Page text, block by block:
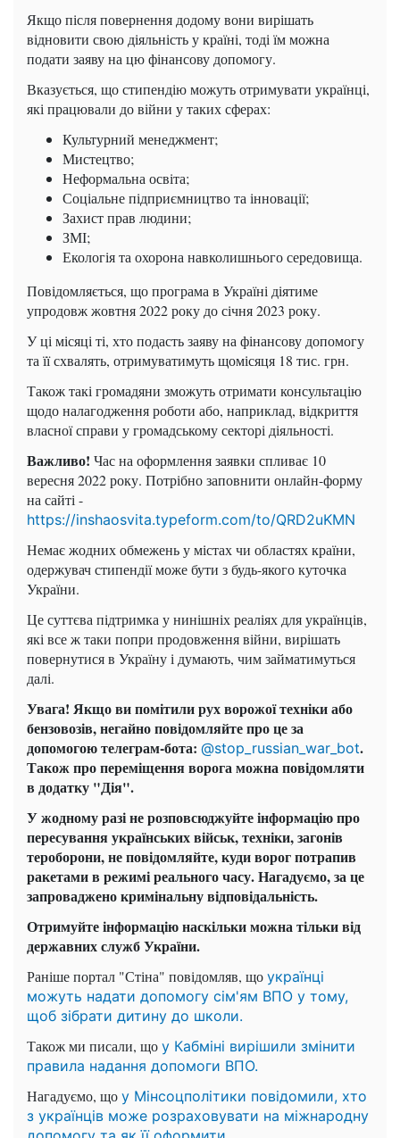
Якщо після повернення додому вони вирішать
відновити свою діяльність у країні, тоді їм можна
подати заяву на цю фінансову допомогу.
Вказується, що стипендію можуть отримувати українці,
які працювали до війни у ​​таких сферах:
Культурний менеджмент;
Мистецтво;
Неформальна освіта;
Соціальне підприємництво та інновації;
Захист прав людини;
ЗМІ;
Екологія та охорона навколишнього середовища.
Повідомляється, що програма в Україні діятиме
упродовж жовтня 2022 року до січня 2023 року.
У ці місяці ті, хто подасть заяву на фінансову допомогу
та її схвалять, отримуватимуть щомісяця 18 тис. грн.
Також такі громадяни зможуть отримати консультацію
щодо налагодження роботи або, наприклад, відкриття
власної справи у громадському секторі діяльності.
Важливо! Час на оформлення заявки спливає 10
вересня 2022 року. Потрібно заповнити онлайн-форму
на сайті -
https://inshaosvita.typeform.com/to/QRD2uKMN
Немає жодних обмежень у містах чи областях країни,
одержувач стипендії може бути з будь-якого куточка
України.
Це суттєва підтримка у нинішніх реаліях для українців,
які все ж таки попри продовження війни, вирішать
повернутися в Україну і думають, чим займатимуться
далі.
Увага! Якщо ви помітили рух ворожої техніки або
бензовозів, негайно повідомляйте про це за
допомогою телеграм-бота: @stop_russian_war_bot.
Також про переміщення ворога можна повідомляти
в додатку "Дія".
У жодному разі не розповсюджуйте інформацію про
пересування українських військ, техніки, загонів
тероборони, не повідомляйте, куди ворог потрапив
ракетами в режимі реального часу.Нагадуємо, за це
запроваджено кримінальну відповідальність.
Отримуйте інформацію наскільки можна тільки від
державних служб України.
Раніше портал "Стіна" повідомляв, що українці
можуть надати допомогу сім'ям ВПО у тому,
щоб зібрати дитину до школи.
Також ми писали, що у Кабміні вирішили змінити
правила надання допомоги ВПО.
Нагадуємо, що у Мінсоцполітики повідомили, хто
з українців може розраховувати на міжнародну